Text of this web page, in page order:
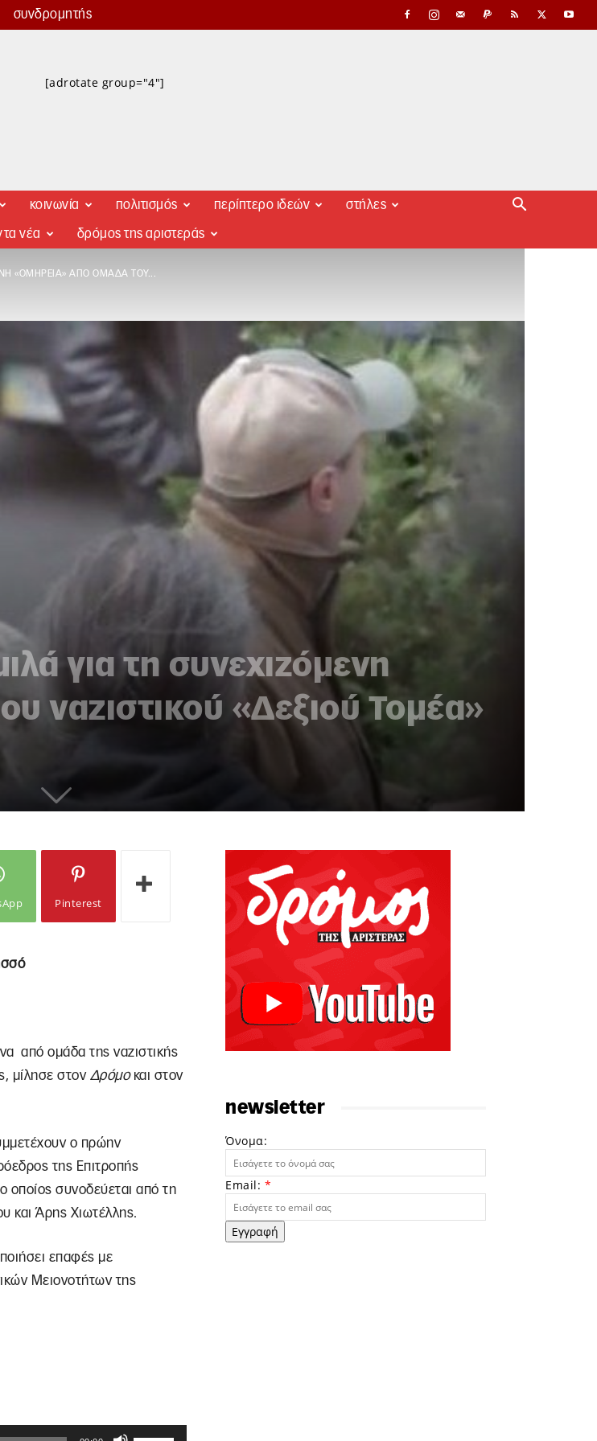
συνδρομητής
[adrotate group="4"]
κοινωνία πολιτισμός περίπτερο ιδεών στήλες
νέα δρόμος της αριστεράς
«ΟΜΗΡΕΊΑ» ΑΠΌ ΟΜΆΔΑ ΤΟΥ...
για τη συνεχιζόμενη
ναζιστικού «Δεξιού Τομέα»
Pinterest
από ομάδα της ναζιστικής
μίλησε στον Δρόμοκαι στον
ο πρώην
της Επιτροπής
οποίος συνοδεύεται από τη
και Άρης Χιωτέλλης.
επαφές με
Μειονοτήτων της
Χρησιμοποιείστε
newsletter
Όνομα:
Email: *
Εγγραφή